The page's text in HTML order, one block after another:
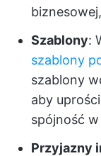
Szablony:
szablony
szablony
aby
spójność w
Przyjazny